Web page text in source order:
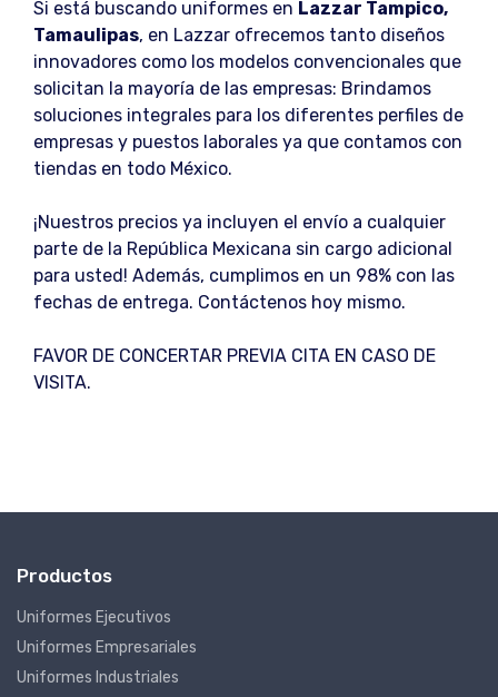
Si está buscando uniformes en Lazzar Tampico,
Tamaulipas, en Lazzar ofrecemos tanto diseños
innovadores como los modelos convencionales que
solicitan la mayoría de las empresas: Brindamos
soluciones integrales para los diferentes perfiles de
empresas y puestos laborales ya que contamos con
tiendas en todo México.
¡Nuestros precios ya incluyen el envío a cualquier
parte de la República Mexicana sin cargo adicional
para usted! Además, cumplimos en un 98% con las
fechas de entrega. Contáctenos hoy mismo.
FAVOR DE CONCERTAR PREVIA CITA EN CASO DE
VISITA.
Productos
Uniformes Ejecutivos
Uniformes Empresariales
Uniformes Industriales